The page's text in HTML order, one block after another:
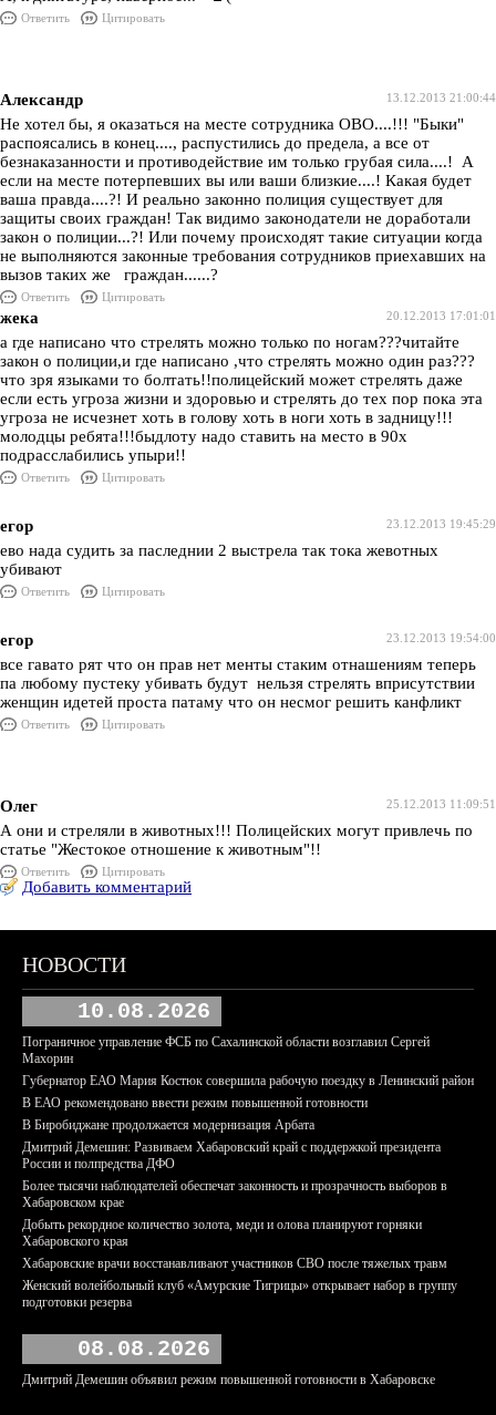
Ответить Цитировать
13.12.2013 21:00:44
Александр
Не хотел бы, я оказаться на месте сотрудника ОВО....!!! "Быки"
распоясались в конец...., распустились до предела, а все от
безнаказанности и противодействие им только грубая сила....! А
если на месте потерпевших вы или ваши близкие....! Какая будет
ваша правда....?! И реально законно полиция существует для
защиты своих граждан! Так видимо законодатели не доработали
закон о полиции...?! Или почему происходят такие ситуации когда
не выполняются законные требования сотрудников приехавших на
вызов таких же граждан......?
Ответить
Цитировать
20.12.2013 17:01:01
жека
а где написано что стрелять можно только по ногам???читайте
закон о полиции,и где написано ,что стрелять можно один раз???
что зря языками то болтать!!полицейский может стрелять даже
если есть угроза жизни и здоровью и стрелять до тех пор пока эта
угроза не исчезнет хоть в голову хоть в ноги хоть в задницу!!!
молодцы ребята!!!быдлоту надо ставить на место в 90х
подрасслабились упыри!!
Ответить Цитировать
23.12.2013 19:45:29
егор
ево нада судить за паследнии 2 выстрела так тока жевотных
убивают
Ответить Цитировать
23.12.2013 19:54:00
егор
все гавато рят что он прав нет менты стаким отнашениям теперь
па любому пустеку убивать будут нельзя стрелять вприсутствии
женщин идетей проста патаму что он несмог решить канфликт
Ответить Цитировать
25.12.2013 11:09:51
Олег
А они и стреляли в животных!!! Полицейских могут привлечь по
статье "Жестокое отношение к животным"!!
Ответить Цитировать
Добавить комментарий
НОВОСТИ
10.08.2026
Пограничное управление ФСБ по Сахалинской области возглавил Сергей
Махорин
Губернатор ЕАО Мария Костюк совершила рабочую поездку в Ленинский район
В ЕАО рекомендовано ввести режим повышенной готовности
В Биробиджане продолжается модернизация Арбата
Дмитрий Демешин: Развиваем Хабаровский край с поддержкой президента
России и полпредства ДФО
Более тысячи наблюдателей обеспечат законность и прозрачность выборов в
Хабаровском крае
Добыть рекордное количество золота, меди и олова планируют горняки
Хабаровского края
Хабаровские врачи восстанавливают участников СВО после тяжелых травм
Женский волейбольный клуб «Амурские Тигрицы» открывает набор в группу
подготовки резерва
08.08.2026
Дмитрий Демешин объявил режим повышенной готовности в Хабаровске